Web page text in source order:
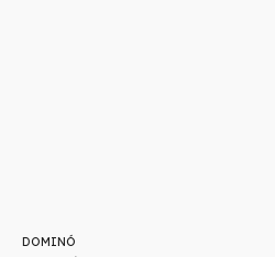
DOMINÓ